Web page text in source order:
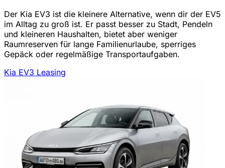
Der Kia EV3 ist die kleinere Alternative, wenn dir der EV5
im Alltag zu groß ist. Er passt besser zu Stadt, Pendeln
und kleineren Haushalten, bietet aber weniger
Raumreserven für lange Familienurlaube, sperriges
Gepäck oder regelmäßige Transportaufgaben.
Kia EV3 Leasing